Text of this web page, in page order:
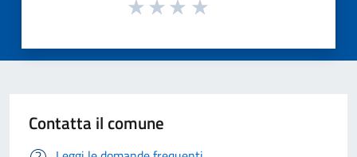
Contatta il comune